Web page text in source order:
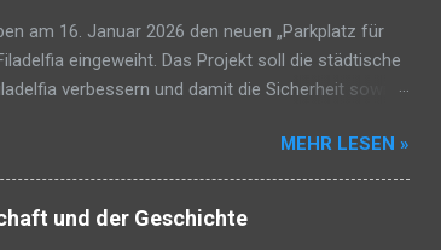
am 16. Januar 2026 den neuen „Parkplatz für
eingeweiht. Das Projekt soll die städtische
verbessern und damit die Sicherheit sowie
sich das Bild an der Einfahrt Filadelfias dadurch
als Parkplatz für Großfahrzeuge genutzt und
Tankstelle Petropar Sur. Die Übergabe erfolgte
Stadtverwaltung und der Kooperative Fernheim,
MEHR LESEN »
und der Geschichte